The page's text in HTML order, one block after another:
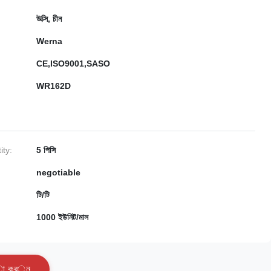
উক্সি, চীন
Werna
CE,ISO9001,SASO
WR162D
5 পিসি
negotiable
টি/টি
1000 ইউনিট/মাস
করুন